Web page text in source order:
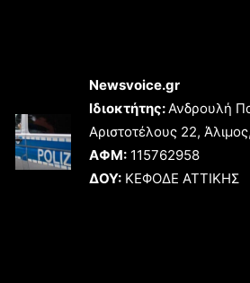
Newsvoice.gr
Ιδιοκτήτης:Ανδρουλή
Αριστοτέλους 22,
ΑΦΜ: 115762958
ΔΟΥ: ΚΕΦΟΔΕ ΑΤΤΙΚΗΣ